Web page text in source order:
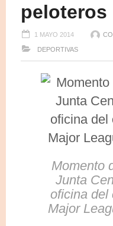
peloteros
1 MAYO 2014
DEPORTIVAS
Momento
Junta
oficina del
Major